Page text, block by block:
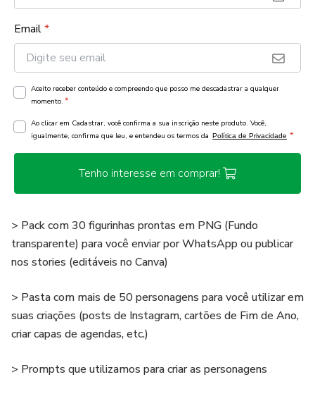
Email*
Aceito receber conteúdo e compreendo que posso me descadastrar a qualquer
momento. *
Ao clicar em Cadastrar, você confirma a sua inscrição neste produto. Você,
igualmente, confirma que leu, e entendeu os termos da Política de Privacidade *
Tenho interesse em comprar!
> Pack com 30 figurinhas prontas em PNG (Fundo
transparente) para você enviar por WhatsApp ou publicar
nos stories (editáveis no Canva)
> Pasta com mais de 50 personagens para você utilizar em
suas criações (posts de Instagram, cartões de Fim de Ano,
criar capas de agendas, etc.)
> Prompts que utilizamos para criar as personagens